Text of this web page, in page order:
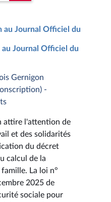
au Journal Officiel du
Journal Officiel du
Gernigon
-
attire l'attention de
et des solidarités
du décret
calcul de la
La loi n°
2025 de
sociale pour